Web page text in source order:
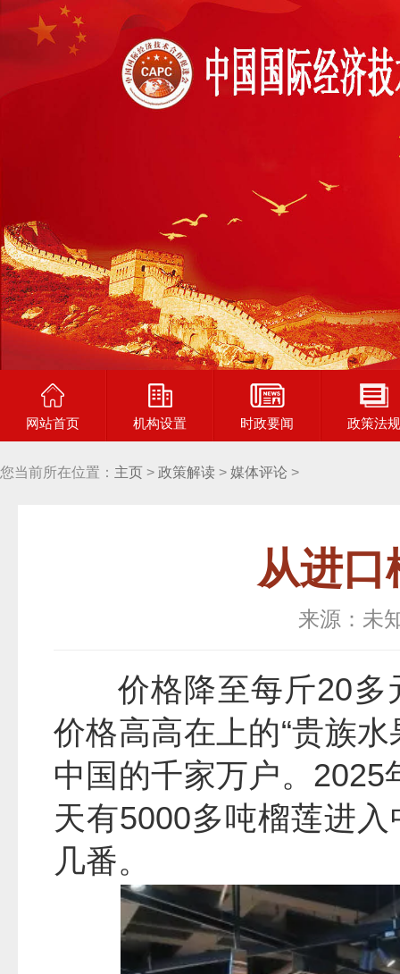
网站首页 机构设置 时政要闻 政策法规
您当前所在位置： 主页 > 政策解读 > 媒体评论 >
从进口
来源：未
价格降至每斤20
价格高高在上的“贵族
中国的千家万户。
天有5000多吨榴莲进
几番。